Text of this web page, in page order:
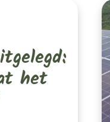
het